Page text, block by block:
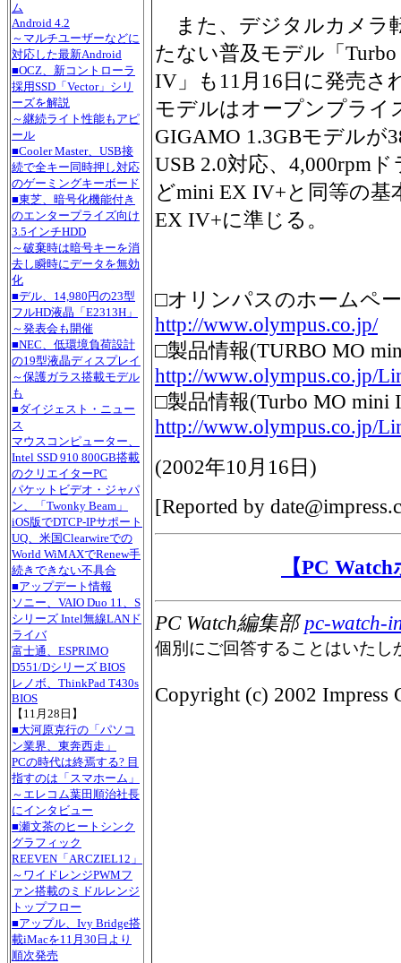
ム
Android 4.2
～マルチユーザーなどに
対応した最新Android
■OCZ、新コントローラ
採用SSD「Vector」シリ
ーズを解説
～継続ライト性能もアピ
ール
■Cooler Master、USB接
続で全キー同時押し対応
のゲーミングキーボード
■東芝、暗号化機能付き
のエンタープライズ向け
3.5インチHDD
～破棄時は暗号キーを消
去し瞬時にデータを無効
化
■デル、14,980円の23型
フルHD液晶「E2313H」
～発表会も開催
■NEC、低環境負荷設計
の19型液晶ディスプレイ
～保護ガラス搭載モデル
も
■ダイジェスト・ニュー
ス
マウスコンピューター、
Intel SSD 910 800GB搭載
のクリエイターPC
パケットビデオ・ジャパ
ン、「Twonky Beam」
iOS版でDTCP-IPサポート
UQ、米国Clearwireでの
World WiMAXでRenew手
続きできない不具合
■アップデート情報
ソニー、VAIO Duo 11、S
シリーズ Intel無線LANド
ライバ
富士通、ESPRIMO
D551/Dシリーズ BIOS
レノボ、ThinkPad T430s
BIOS
【11月28日】
■大河原克行の「パソコ
ン業界、東奔西走」
PCの時代は終焉する? 目
指すのは「スマホーム」
～エレコム葉田順治社長
にインタビュー
■瀬文茶のヒートシンク
グラフィック
REEVEN「ARCZIEL12」
～ワイドレンジPWMフ
ァン搭載のミドルレンジ
トップフロー
■アップル、Ivy Bridge搭
載iMacを11月30日より
順次発売
また、デジタルカメラ
たない普及モデル「
IV」も11月16日に発売さ
モデルはオープンプライ
GIGAMO 1.3GBモデルが
USB 2.0対応、4,000rpm
どmini EX IV+と同等の基
EX IV+に準じる。
□オリンパスのホームペ
http://www.olympus.co.jp/
□製品情報(TURBO MO
http://www.olympus.co.jp/
□製品情報(Turbo MO mini
http://www.olympus.co.jp/
(2002年10月16日 )
[Reported by
【PC
PC Watch編集部pc-watch-
個別にご回答することはいたし
Copyright (c) 2002 Impress